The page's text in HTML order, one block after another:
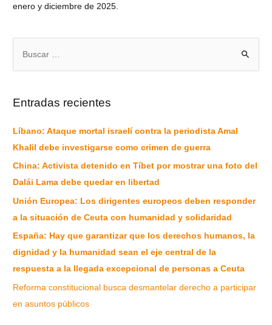
enero y diciembre de 2025.
Entradas recientes
Líbano: Ataque mortal israelí contra la periodista Amal
Khalil debe investigarse como crimen de guerra
China: Activista detenido en Tíbet por mostrar una foto del
Dalái Lama debe quedar en libertad
Unión Europea: Los dirigentes europeos deben responder
a la situación de Ceuta con humanidad y solidaridad
España: Hay que garantizar que los derechos humanos, la
dignidad y la humanidad sean el eje central de la
respuesta a la llegada excepcional de personas a Ceuta
Reforma constitucional busca desmantelar derecho a participar
en asuntos públicos